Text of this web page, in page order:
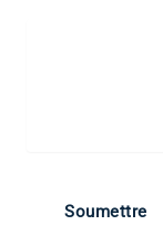
Soumettre